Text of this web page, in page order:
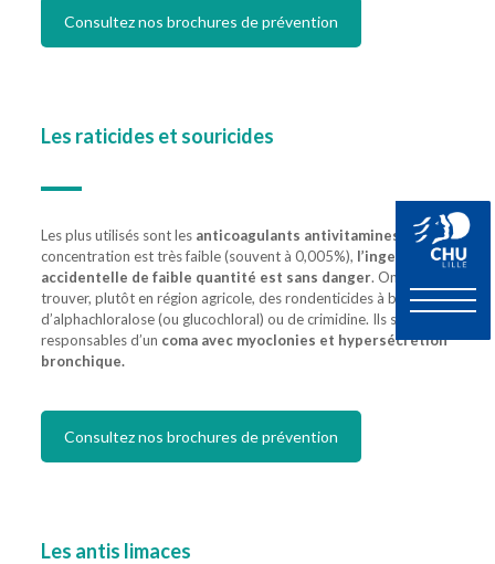
Consultez nos brochures de prévention
Les raticides et souricides
Les plus utilisés sont lesanticoagulants antivitamines K . Leur
concentration est très faible (souvent à 0,005%), l’ingestion
accidentelle de faible quantité est sans danger. On peut
trouver, plutôt en région agricole, des rondenticides à base
d’alphachloralose (ou glucochloral) ou de crimidine. Ils sont
responsables d’un coma avec myoclonies et hypersécrétion
bronchique.
Consultez nos brochures de prévention
Les antis limaces